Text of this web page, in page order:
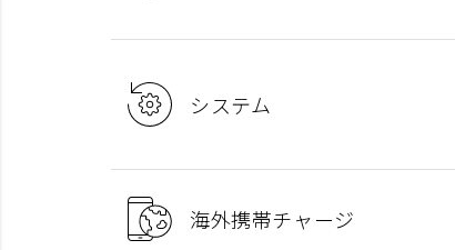
システム
海外携帯チャージ